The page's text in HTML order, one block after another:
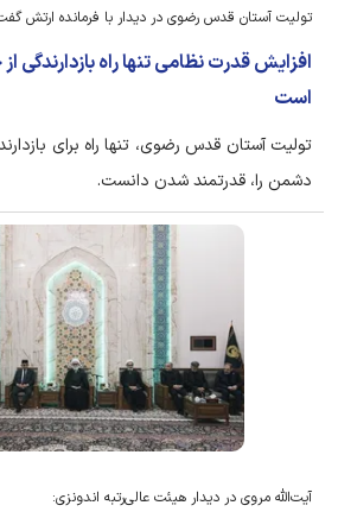
تولیت آستان قدس رضوی در دیدار با فرمانده ارتش
افزایش قدرت نظامی تنها راه
است
تولیت آستان قدس رضوی، تنها راه برای
دشمن را، قدرتمند شدن دانست.
آیت‌الله مروی در دیدار هیئت عالی‌رتبه اندونزی: